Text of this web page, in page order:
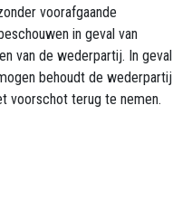
voorafgaande
in geval van
van de wederpartij. In geval
behoudt de wederpartij
voorschot terug te nemen.